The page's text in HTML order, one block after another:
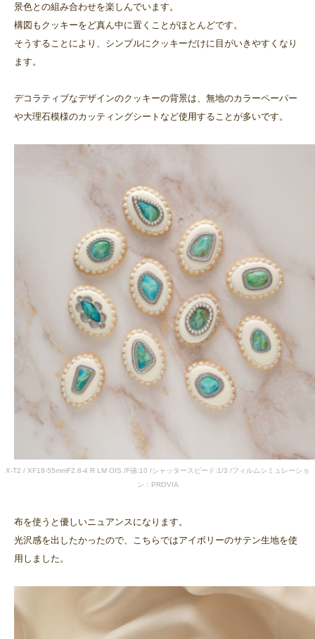
景色との組み合わせを楽しんでいます。
構図もクッキーをど真ん中に置くことがほとんどです。
そうすることにより、シンプルにクッキーだけに目がいきやすくなり
ます。
デコラティブなデザインのクッキーの背景は、無地のカラーペーパー
や大理石模様のカッティングシートなど使用することが多いです。
X-T2 / XF18-55mmF2.8-4 R LM OIS /F値:10 /シャッタースピード:1/3 /フィルムシミュレーショ
ン：PROVIA
布を使うと優しいニュアンスになります。
光沢感を出したかったので、こちらではアイボリーのサテン生地を使
用しました。